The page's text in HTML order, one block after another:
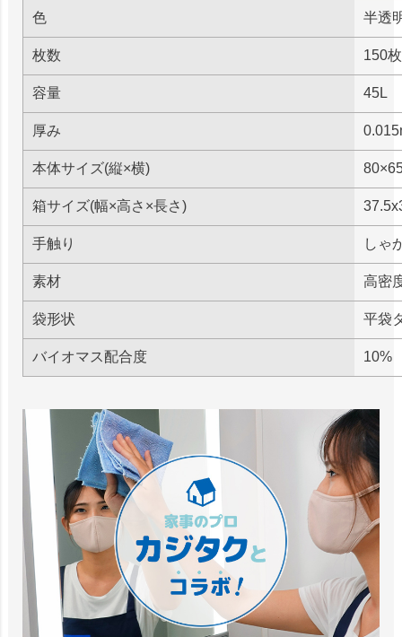
色 半透
枚数 150枚
容量 45L
厚み
本体サイズ(縦×横)
箱サイズ(幅×高さ×長さ)
手触り しゃ
素材 高密
袋形状 平袋
バイオマス配合度 10%